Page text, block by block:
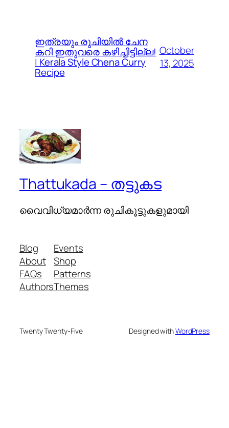
ഇത്രയും രുചിയിൽ ചേന
കറി ഇതുവരെ കഴിച്ചിട്ടില്ല!
| Kerala Style Chena Curry
Recipe
October
13, 2025
Thattukada – തട്ടുകട
വൈവിധ്യമാര്‍ന്ന രുചികൂട്ടുകളുമായി
Blog
About
FAQs
Authors
Events
Shop
Patterns
Themes
Twenty Twenty-Five Designed withWordPress